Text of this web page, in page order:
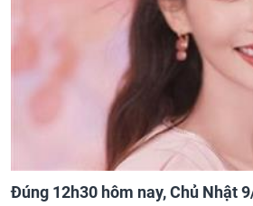
Đúng 12h30 hôm nay, Chủ Nhật